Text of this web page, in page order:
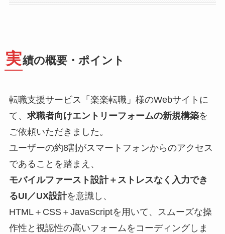
実績の概要・ポイント
転職支援サービス「楽楽転職」様のWebサイトに
て、 求職者向けエントリーフォームの新規構築を
ご依頼いただきました。
ユーザーの約8割がスマートフォンからのアクセス
であることを踏まえ、
モバイルファースト設計＋ストレスなく入力でき
るUI／UX設計を意識し、
HTML＋CSS＋JavaScriptを用いて、スムーズな操
作性と視認性の高いフォームをコーディングしま